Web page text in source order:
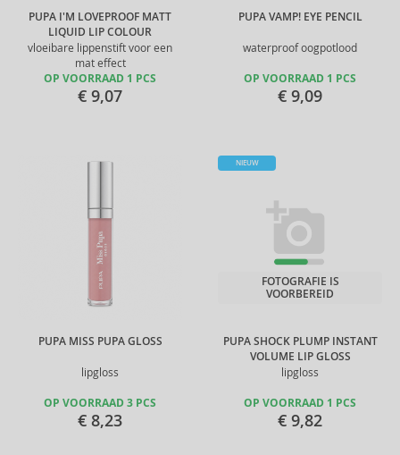
PUPA I'M LOVEPROOF MATT
LIQUID LIP COLOUR
vloeibare lippenstift voor een
mat effect
OP VOORRAAD 1 PCS
€ 9,07
PUPA VAMP! EYE PENCIL
waterproof oogpotlood
OP VOORRAAD 1 PCS
€ 9,09
PUPA MISS PUPA GLOSS
lipgloss
OP VOORRAAD 3 PCS
€ 8,23
PUPA SHOCK PLUMP INSTANT
VOLUME LIP GLOSS
lipgloss
NIEUW
FOTOGRAFIE IS
VOORBEREID
OP VOORRAAD 1 PCS
€ 9,82